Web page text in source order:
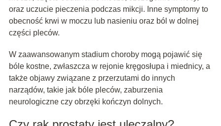
oraz uczucie pieczenia podczas mikcji. Inne symptomy to
obecność krwi w moczu lub nasieniu oraz ból w dolnej
części pleców.
W zaawansowanym stadium choroby mogą pojawić się
bóle kostne, zwłaszcza w rejonie kręgosłupa i miednicy, a
także objawy związane z przerzutami do innych
narządów, takie jak bóle pleców, zaburzenia
neurologiczne czy obrzęki kończyn dolnych.